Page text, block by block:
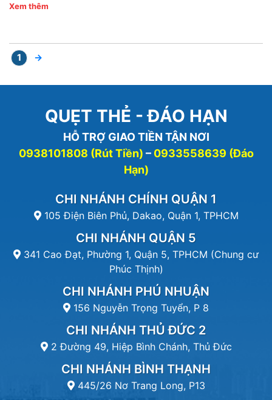
Xem thêm
1 →
QUẸT THẺ - ĐÁO HẠN
HỖ TRỢ GIAO TIỀN TẬN NƠI
0938101808 (Rút Tiền) – 0933558639 (Đáo
Hạn)
CHI NHÁNH CHÍNH QUẬN 1
105 Điện Biên Phủ, Dakao, Quận 1, TPHCM
CHI NHÁNH QUẬN 5
341 Cao Đạt, Phường 1, Quận 5, TPHCM (Chung cư
Phúc Thịnh)
CHI NHÁNH PHÚ NHUẬN
156 Nguyễn Trọng Tuyển, P 8
CHI NHÁNH THỦ ĐỨC 2
2 Đường 49, Hiệp Bình Chánh, Thủ Đức
CHI NHÁNH BÌNH THẠNH
445/26 Nơ Trang Long, P13